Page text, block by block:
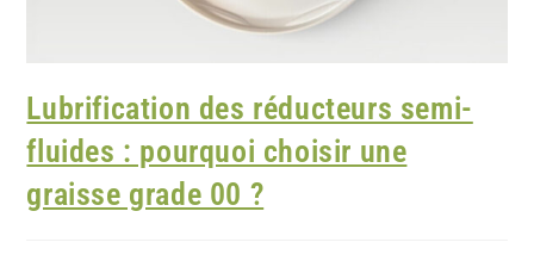
Lubrification des réducteurs semi-
fluides : pourquoi choisir une
graisse grade 00 ?